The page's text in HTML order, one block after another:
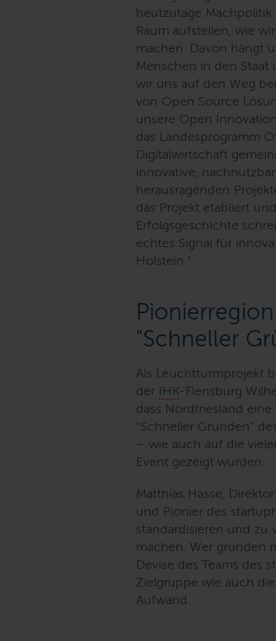
heutzutage
Raum aufstellen, wie
machen. Davon hängt
Menschen in den
wir uns auf den Weg
von Open Source
unsere Open
das Landesprogramm
Digitalwirtschaft
innovative,
herausragenden
das Projekt etabliert
Erfolgsgeschichte
echtes Signal für
Holstein."
"Schneller
Als Leuchtturmprojekt
der IHK-Flensburg
dass Nordfriesland
"Schneller Gründen"
– wie auch auf die
Event gezeigt wurden.
Matthias Hasse,
und Pionier des
standardisieren und zu
machen. Wer gründen
Devise des Teams des
Zielgruppe wie auch
Aufwand.